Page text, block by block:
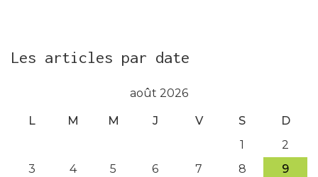
Les articles par date
août 2026
L M M J V S
D
1
2
3
4 5 6 7 8
9